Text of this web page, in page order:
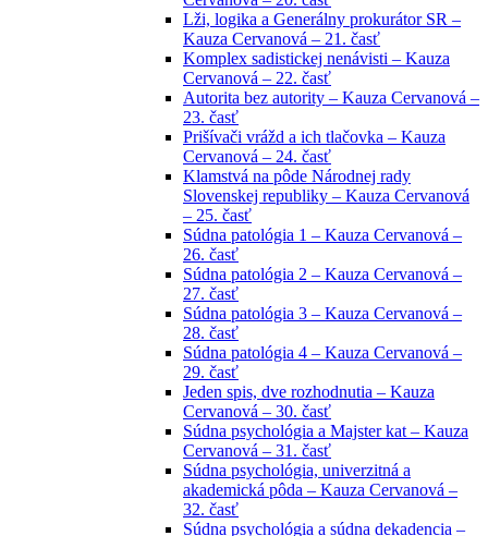
Lži, logika a Generálny prokurátor SR –
Kauza Cervanová – 21. časť
Komplex sadistickej nenávisti – Kauza
Cervanová – 22. časť
Autorita bez autority – Kauza Cervanová –
23. časť
Prišívači vrážd a ich tlačovka – Kauza
Cervanová – 24. časť
Klamstvá na pôde Národnej rady
Slovenskej republiky – Kauza Cervanová
– 25. časť
Súdna patológia 1 – Kauza Cervanová –
26. časť
Súdna patológia 2 – Kauza Cervanová –
27. časť
Súdna patológia 3 – Kauza Cervanová –
28. časť
Súdna patológia 4 – Kauza Cervanová –
29. časť
Jeden spis, dve rozhodnutia – Kauza
Cervanová – 30. časť
Súdna psychológia a Majster kat – Kauza
Cervanová – 31. časť
Súdna psychológia, univerzitná a
akademická pôda – Kauza Cervanová –
32. časť
Súdna psychológia a súdna dekadencia –